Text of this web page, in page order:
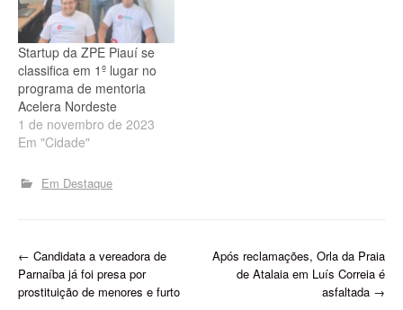
Startup da ZPE Piauí se
classifica em 1º lugar no
programa de mentoria
Acelera Nordeste
1 de novembro de 2023
Em "Cidade"
Em Destaque
P
o
← Candidata a vereadora de
Parnaíba já foi presa por
prostituição de menores e furto
Após reclamações, Orla da Praia
de Atalaia em Luís Correia é
asfaltada →